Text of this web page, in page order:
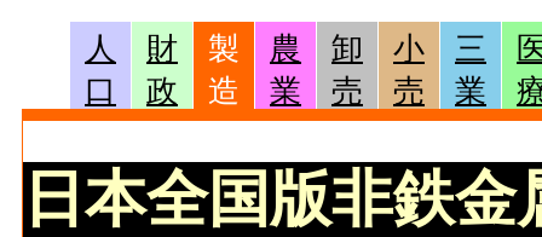
人
口
財
政
製
造
農
業
卸
売
小
売
三
業
日本全国版非鉄